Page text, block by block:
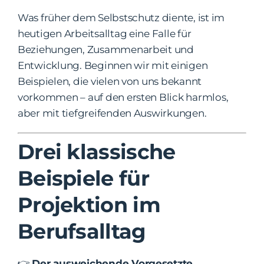
Was früher dem Selbstschutz diente, ist im
heutigen Arbeitsalltag eine Falle für
Beziehungen, Zusammenarbeit und
Entwicklung. Beginnen wir mit einigen
Beispielen, die vielen von uns bekannt
vorkommen – auf den ersten Blick harmlos,
aber mit tiefgreifenden Auswirkungen.
Drei klassische
Beispiele für
Projektion im
Berufsalltag